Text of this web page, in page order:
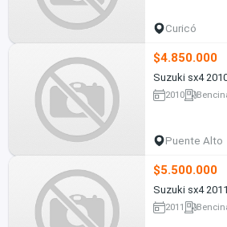
Curicó
$4.850.000
Suzuki sx4
2010
Puente Alto
$5.500.000
Suzuki sx4 2011
2011